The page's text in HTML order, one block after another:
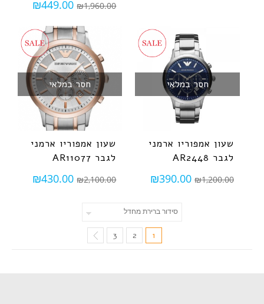
₪1,960.00
₪449.00
חסר במלאי
שעון אמפוריו ארמני
לגבר AR2448
₪1,200.00
₪390.00
חסר במלאי
שעון אמפוריו ארמני
לגבר AR11077
₪2,100.00
₪430.00
1
2
3